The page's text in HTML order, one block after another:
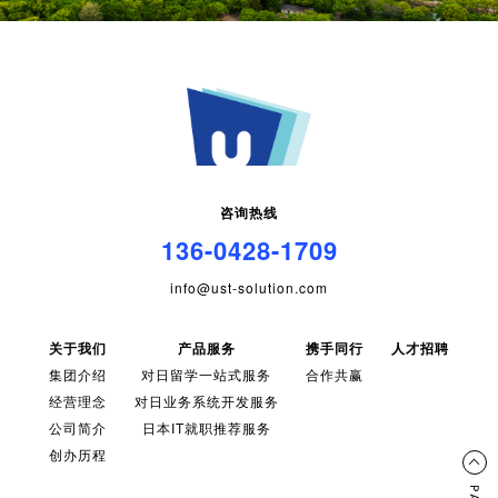
咨询热线
136-0428-1709
info@ust-solution.com
关于我们
集团介绍
经营理念
公司简介
创办历程
产品服务
对日留学一站式服务
对日业务系统开发服务
日本IT就职推荐服务
携手同行
合作共赢
人才招聘